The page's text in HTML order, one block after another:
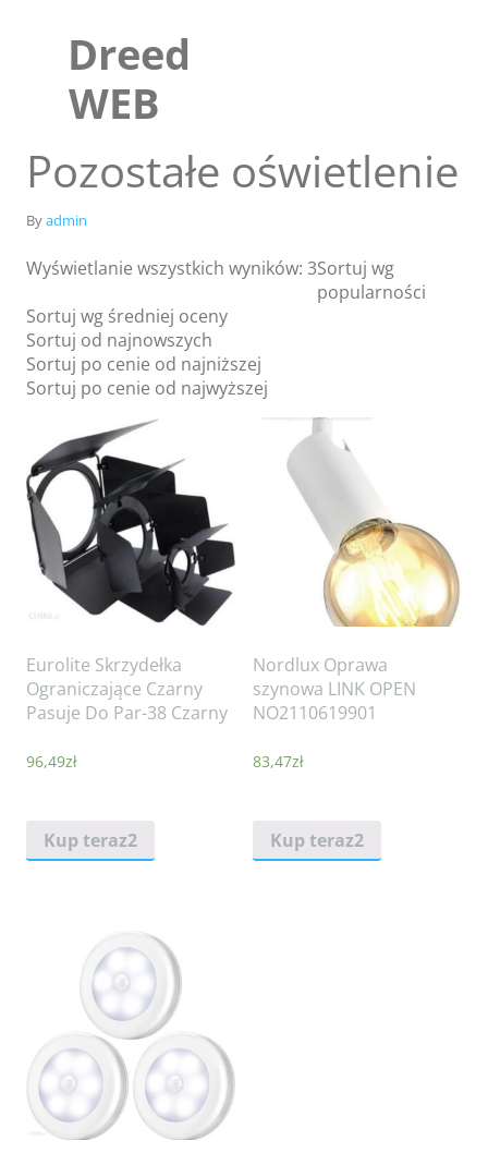
Dreed
WEB
Sklep
Pozostałe oświetlenie
Byadmin
Wyświetlanie wszystkich wyników: 3Sortuj wg
popularności
Sortuj wg średniej oceny
Sortuj od najnowszych
Sortuj po cenie od najniższej
Sortuj po cenie od najwyższej
Eurolite Skrzydełka
Ograniczające Czarny
Pasuje Do Par-38 Czarny
96,49zł
Kup teraz2
Nordlux Oprawa
szynowa LINK OPEN
NO2110619901
83,47zł
Kup teraz2